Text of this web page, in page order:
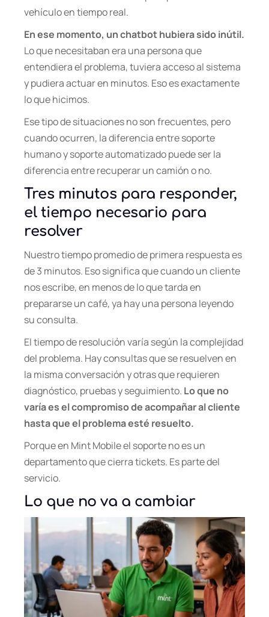
vehículo en tiempo real.
En ese momento, un chatbot hubiera sido inútil.
Lo que necesitaban era una persona que
entendiera el problema, tuviera acceso al sistema
y pudiera actuar en minutos. Eso es exactamente
lo que hicimos.
Ese tipo de situaciones no son frecuentes, pero
cuando ocurren, la diferencia entre soporte
humano y soporte automatizado puede ser la
diferencia entre recuperar un camión o no.
Tres minutos para responder,
el tiempo necesario para
resolver
Nuestro tiempo promedio de primera respuesta es
de 3 minutos. Eso significa que cuando un cliente
nos escribe, en menos de lo que tarda en
prepararse un café, ya hay una persona leyendo
su consulta.
El tiempo de resolución varía según la complejidad
del problema. Hay consultas que se resuelven en
la misma conversación y otras que requieren
diagnóstico, pruebas y seguimiento. Lo que no
varía es el compromiso de acompañar al cliente
hasta que el problema esté resuelto.
Porque en Mint Mobile el soporte no es un
departamento que cierra tickets. Es parte del
servicio.
Lo que no va a cambiar